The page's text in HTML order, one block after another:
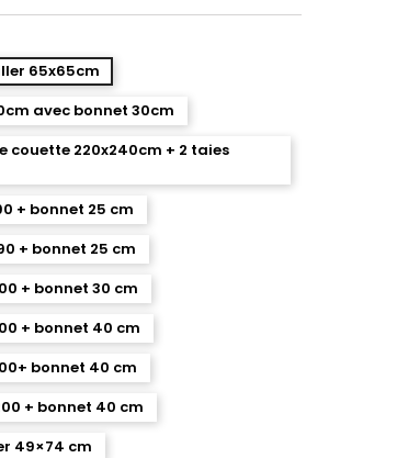
65x65cm
avec bonnet 30cm
couette 220x240cm + 2 taies
+ bonnet 25 cm
+ bonnet 25 cm
+ bonnet 30 cm
+ bonnet 40 cm
bonnet 40 cm
+ bonnet 40 cm
49×74 cm